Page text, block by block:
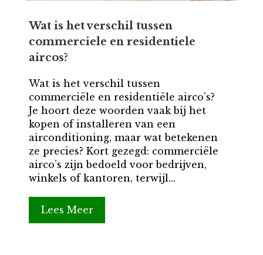
Wat is het verschil tussen
commerciele en residentiele
aircos?
Wat is het verschil tussen
commerciële en residentiële airco’s?
Je hoort deze woorden vaak bij het
kopen of installeren van een
airconditioning, maar wat betekenen
ze precies? Kort gezegd: commerciële
airco’s zijn bedoeld voor bedrijven,
winkels of kantoren, terwijl...
Lees Meer